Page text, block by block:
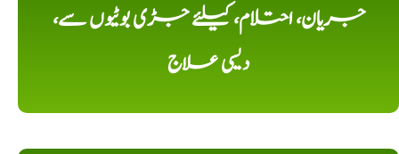
جریان، احتلام، کیلئے جڑی بوٹیوں سے،
دیسی علاج